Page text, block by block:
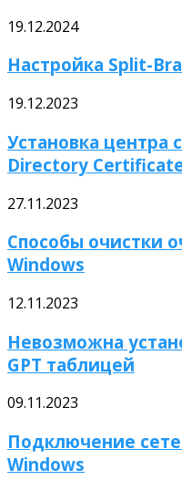
19.12.2024
Настройка Split-
19.12.2023
Установка центра
Directory
27.11.2023
Способы очистки
Windows
12.11.2023
Невозможна
GPT таблицей
09.11.2023
Подключение
Windows